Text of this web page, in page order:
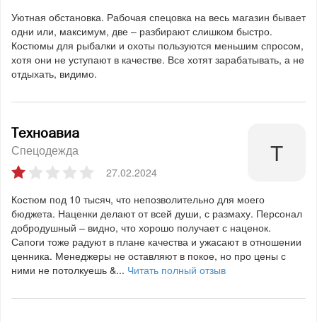
Уютная обстановка. Рабочая спецовка на весь магазин бывает
одни или, максимум, две – разбирают слишком быстро.
Костюмы для рыбалки и охоты пользуются меньшим спросом,
хотя они не уступают в качестве. Все хотят зарабатывать, а не
отдыхать, видимо.
Техноавиа
Спецодежда
27.02.2024
Костюм под 10 тысяч, что непозволительно для моего
бюджета. Наценки делают от всей души, с размаху. Персонал
добродушный – видно, что хорошо получает с наценок.
Сапоги тоже радуют в плане качества и ужасают в отношении
ценника. Менеджеры не оставляют в покое, но про цены с
ними не потолкуешь &... Читать полный отзыв